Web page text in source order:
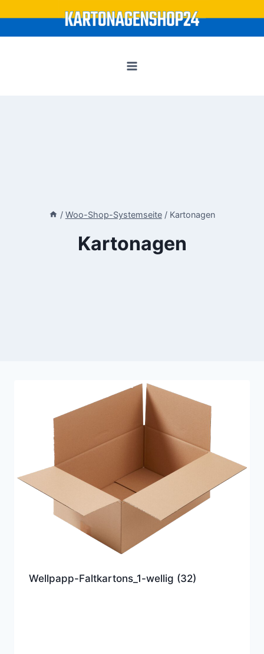
springen
/ Woo-Shop-Systemseite / Kartonagen
Kartonagen
Wellpapp-Faltkartons_1-wellig (32)